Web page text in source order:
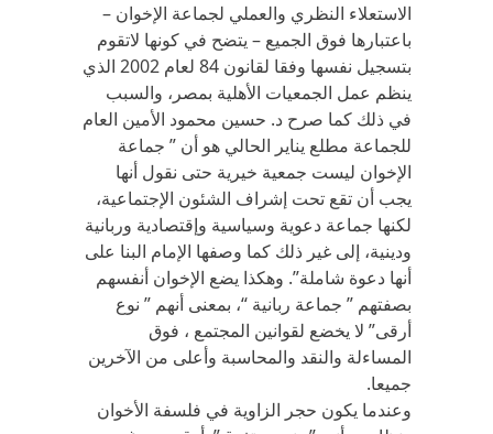
الاستعلاء النظري والعملي لجماعة الإخوان –
باعتبارها فوق الجميع – يتضح في كونها لاتقوم
بتسجيل نفسها وفقا لقانون 84 لعام 2002 الذي
ينظم عمل الجمعيات الأهلية بمصر، والسبب
في ذلك كما صرح د. حسين محمود الأمين العام
للجماعة مطلع يناير الحالي هو أن ” جماعة
الإخوان ليست جمعية خيرية حتى نقول أنها
يجب أن تقع تحت إشراف الشئون الإجتماعية،
لكنها جماعة دعوية وسياسية وإقتصادية وربانية
ودينية، إلى غير ذلك كما وصفها الإمام البنا على
أنها دعوة شاملة”. وهكذا يضع الإخوان أنفسهم
بصفتهم ” جماعة ربانية “، بمعنى أنهم ” نوع
أرقى” لا يخضع لقوانين المجتمع ، فوق
المساءلة والنقد والمحاسبة وأعلى من الآخرين
جميعا.
وعندما يكون حجر الزاوية في فلسفة الأخوان